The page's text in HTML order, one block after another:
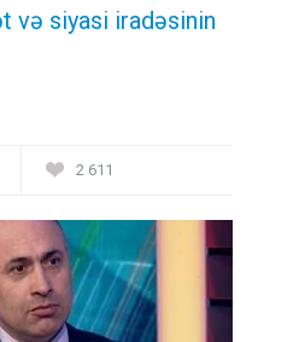
və siyasi iradəsinin
2 611